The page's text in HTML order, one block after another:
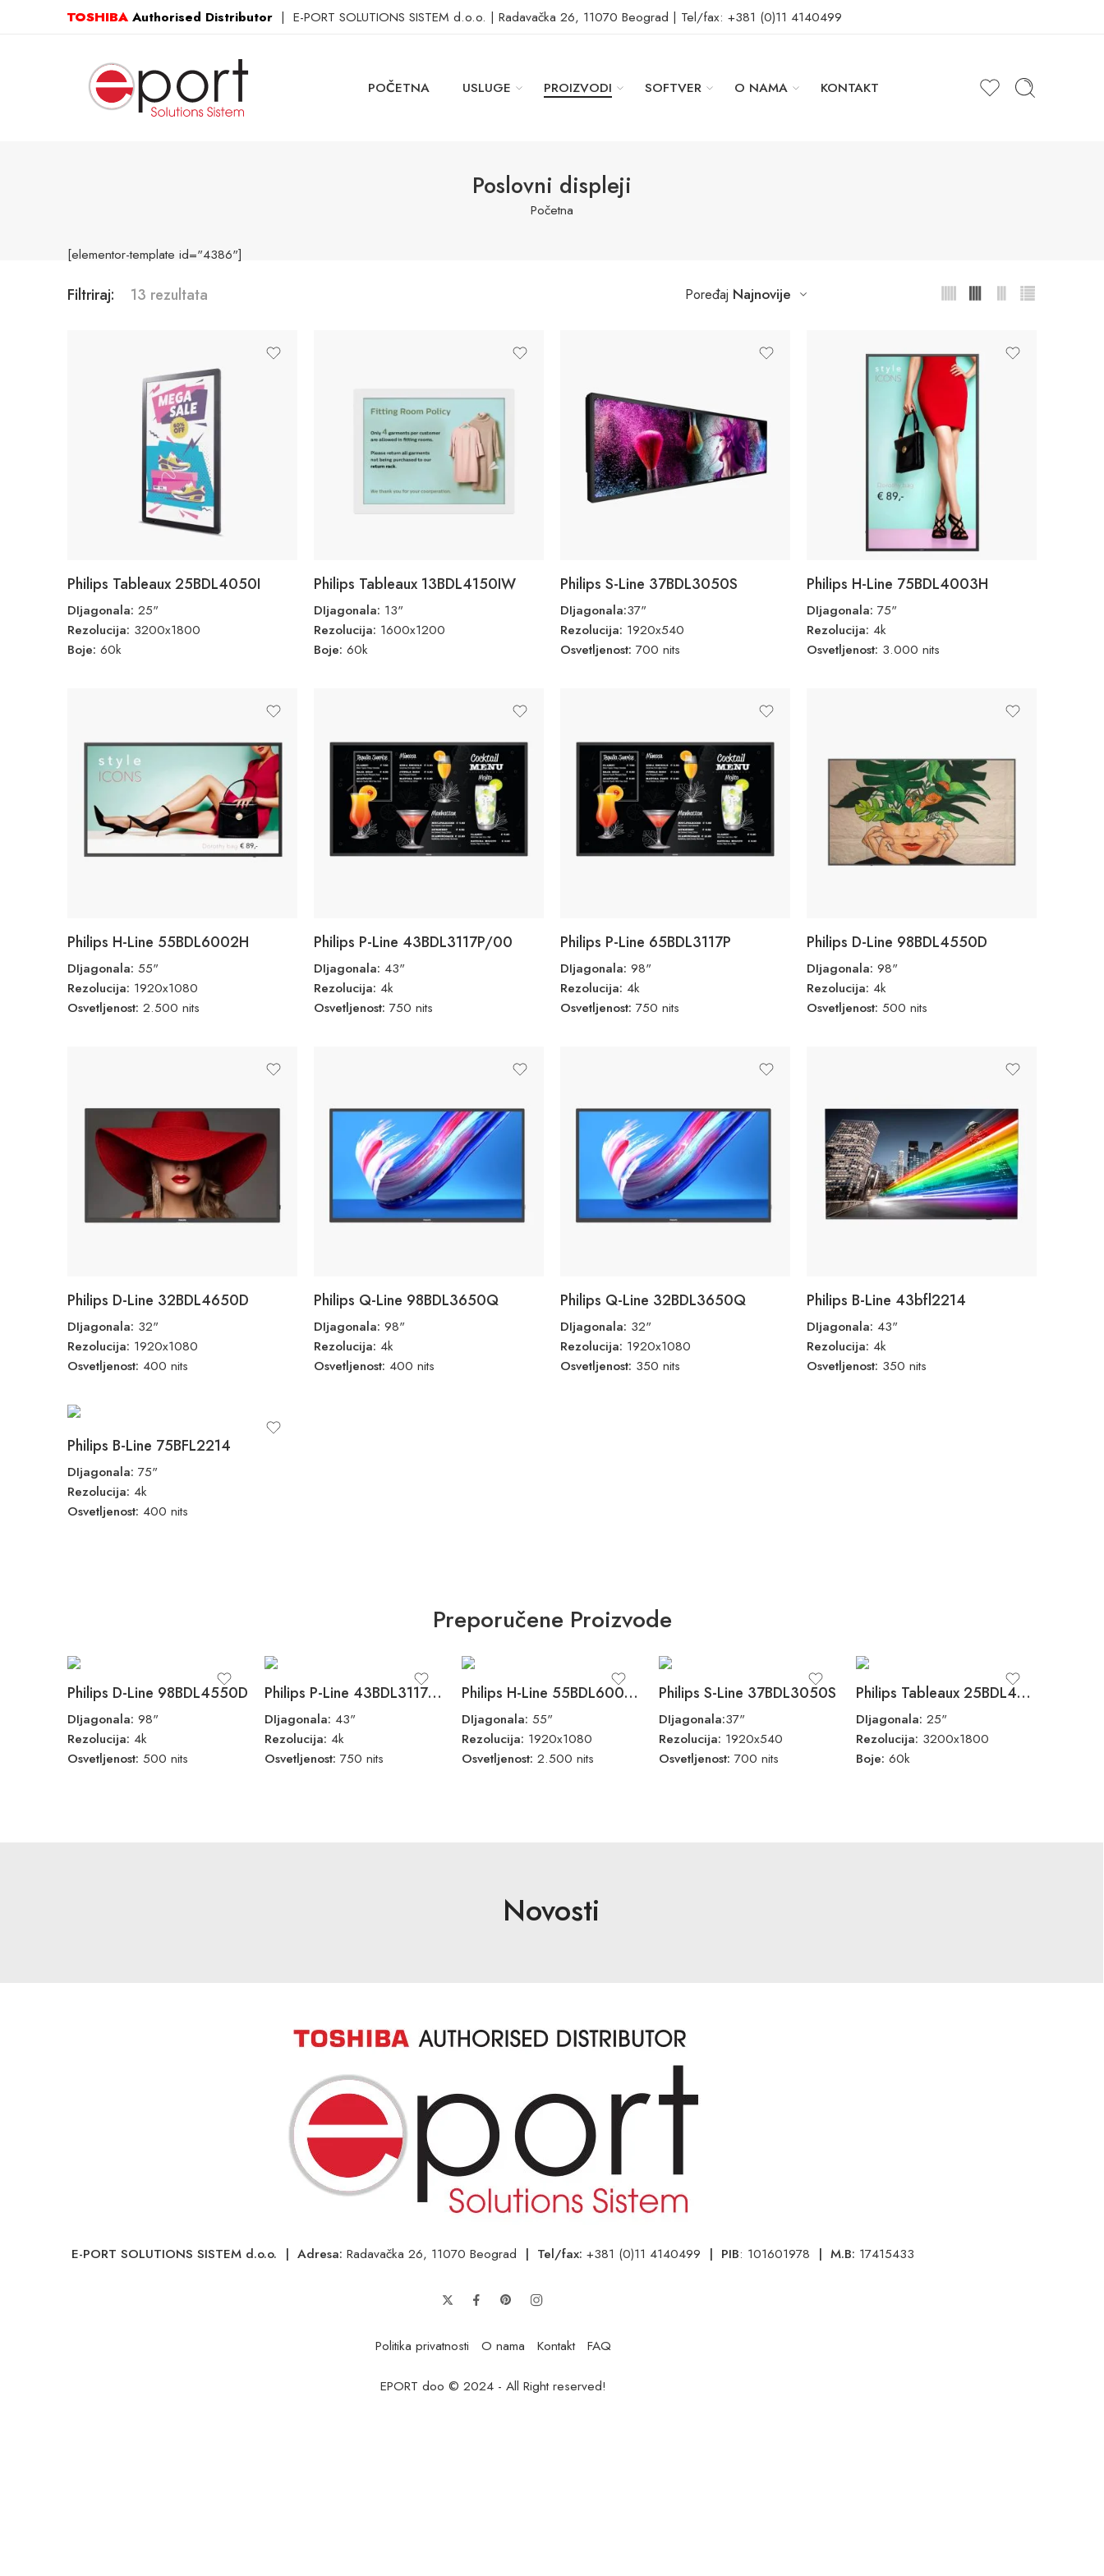
TOSHIBA Authorised Distributor | E-PORT SOLUTIONS SISTEM d.o.o. | Radavačka 26, 11070 Beograd | Tel/fax: +381 (0)11 4140499
POČETNA USLUGE PROIZVODI SOFTVER O NAMA KONTAKT
Poslovni displeji
Početna
[elementor-template id="4386"]
Filtriraj: 13 rezultata Poređaj Najnovije
Philips Tableaux 25BDL4050I
DIjagonala: 25"
Rezolucija: 3200x1800
Boje: 60k
Philips Tableaux 13BDL4150IW
DIjagonala: 13"
Rezolucija: 1600x1200
Boje: 60k
Philips S-Line 37BDL3050S
DIjagonala:37"
Rezolucija: 1920x540
Osvetljenost: 700 nits
Philips H-Line 75BDL4003H
DIjagonala: 75"
Rezolucija: 4k
Osvetljenost: 3.000 nits
Philips H-Line 55BDL6002H
DIjagonala: 55"
Rezolucija: 1920x1080
Osvetljenost: 2.500 nits
Philips P-Line 43BDL3117P/00
DIjagonala: 43"
Rezolucija: 4k
Osvetljenost: 750 nits
Philips P-Line 65BDL3117P
DIjagonala: 98"
Rezolucija: 4k
Osvetljenost: 750 nits
Philips D-Line 98BDL4550D
DIjagonala: 98"
Rezolucija: 4k
Osvetljenost: 500 nits
Philips D-Line 32BDL4650D
DIjagonala: 32"
Rezolucija: 1920x1080
Osvetljenost: 400 nits
Philips Q-Line 98BDL3650Q
DIjagonala: 98"
Rezolucija: 4k
Osvetljenost: 400 nits
Philips Q-Line 32BDL3650Q
DIjagonala: 32"
Rezolucija: 1920x1080
Osvetljenost: 350 nits
Philips B-Line 43bfl2214
DIjagonala: 43"
Rezolucija: 4k
Osvetljenost: 350 nits
Philips B-Line 75BFL2214
DIjagonala: 75"
Rezolucija: 4k
Osvetljenost: 400 nits
Preporučene Proizvode
Philips D-Line 98BDL4550D
DIjagonala: 98"
Rezolucija: 4k
Osvetljenost: 500 nits
Philips P-Line 43BDL3117P/00
DIjagonala: 43"
Rezolucija: 4k
Osvetljenost: 750 nits
Philips H-Line 55BDL6002H
DIjagonala: 55"
Rezolucija: 1920x1080
Osvetljenost: 2.500 nits
Philips S-Line 37BDL3050S
DIjagonala:37"
Rezolucija: 1920x540
Osvetljenost: 700 nits
Philips Tableaux 25BDL4050I
DIjagonala: 25"
Rezolucija: 3200x1800
Boje: 60k
Novosti
E-PORT SOLUTIONS SISTEM d.o.o. | Adresa: Radavačka 26, 11070 Beograd | Tel/fax: +381 (0)11 4140499 | PIB: 101601978 | M.B: 17415433
Politika privatnosti O nama Kontakt FAQ
EPORT doo © 2024 - All Right reserved!